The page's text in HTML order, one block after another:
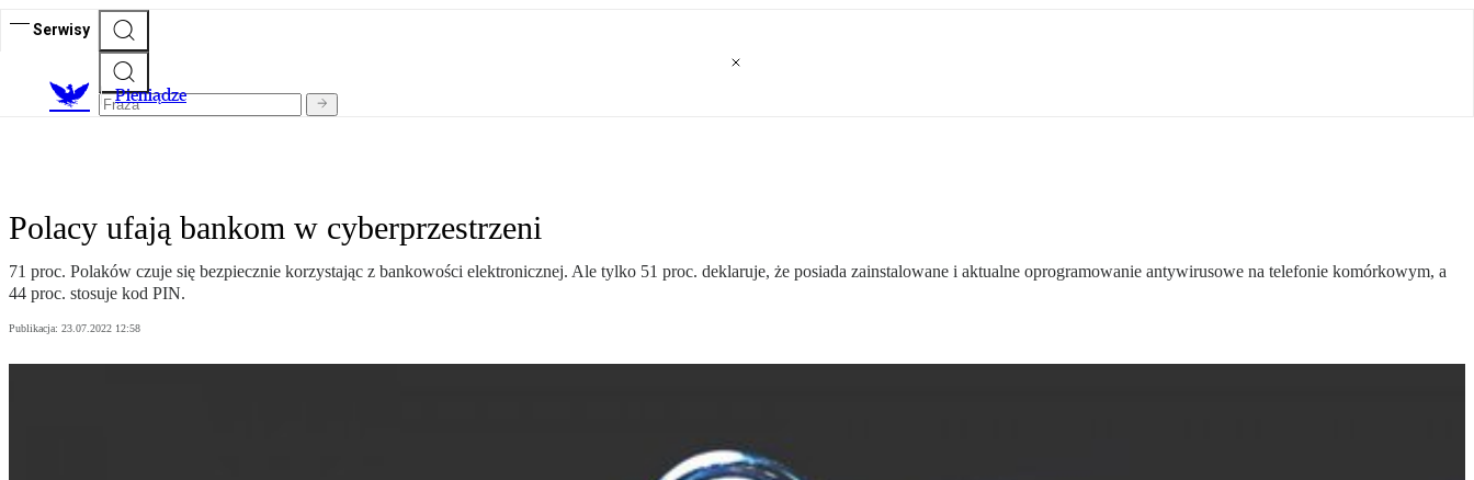
Serwisy
Pieniądze
Polacy ufają bankom w cyberprzestrzeni
71 proc. Polaków czuje się bezpiecznie korzystając z bankowości elektronicznej. Ale tylko 51 proc. deklaruje, że posiada zainstalowane i aktualne oprogramowanie antywirusowe na telefonie komórkowym, a
44 proc. stosuje kod PIN.
Publikacja: 23.07.2022 12:58